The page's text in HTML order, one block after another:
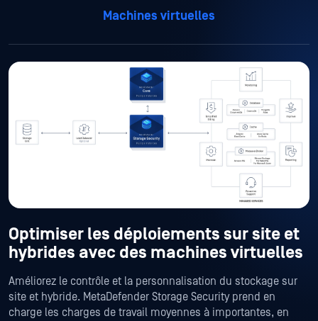
Machines virtuelles
Optimiser les déploiements sur site et
hybrides avec des machines virtuelles
Améliorez le contrôle et la personnalisation du stockage sur
site et hybride. MetaDefender Storage Security prend en
charge les charges de travail moyennes à importantes, en